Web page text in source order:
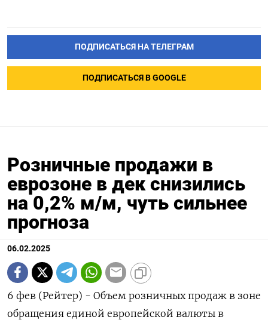
ПОДПИСАТЬСЯ НА ТЕЛЕГРАМ
ПОДПИСАТЬСЯ В GOOGLE
Розничные продажи в
еврозоне в дек снизились
на 0,2% м/м, чуть сильнее
прогноза
06.02.2025
6 фев (Рейтер) - Объем розничных продаж в зоне
обращения единой европейской валюты в